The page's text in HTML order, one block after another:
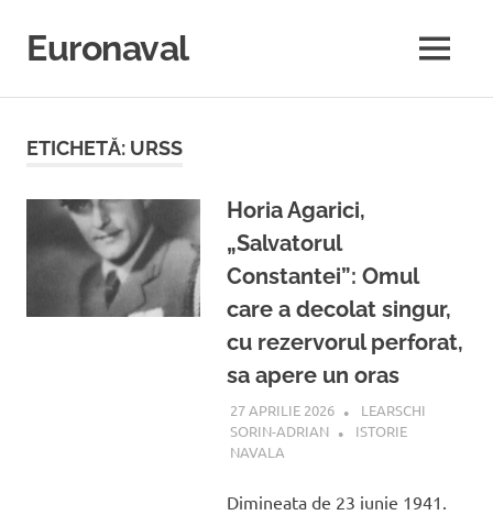
conținut
Euronaval MENU
ETICHETĂ: URSS
Horia Agarici,
„Salvatorul
Constantei”: Omul
care a decolat singur,
cu rezervorul perforat,
sa apere un oras
27 APRILIE 2026
LEARSCHI
SORIN-ADRIAN
ISTORIE
NAVALA
Dimineata de 23 iunie 1941.